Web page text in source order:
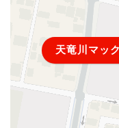
天竜川マッ